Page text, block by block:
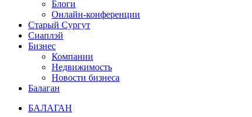
Блоги
Онлайн-конференции
Старый Сургут
Сиаплэй
Бизнес
Компании
Недвижимость
Новости бизнеса
Балаган
БАЛАГАН